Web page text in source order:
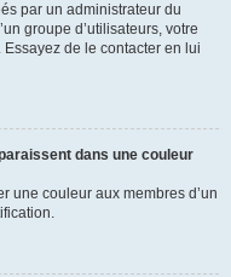
par un administrateur du
groupe d’utilisateurs, votre
de le contacter en lui
dans une couleur
une couleur aux membres d’un